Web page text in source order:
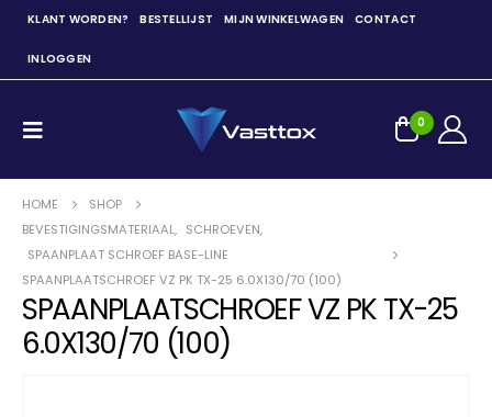
KLANT WORDEN? BESTELLIJST MIJN WINKELWAGEN CONTACT
INLOGGEN
0
HOME
SHOP
BEVESTIGINGSMATERIAAL, SCHROEVEN,
SPAANPLAAT SCHROEF BASE-LINE
SPAANPLAATSCHROEF VZ PK TX-25 6.0X130/70 (100)
SPAANPLAATSCHROEF VZ PK TX-25
6.0X130/70 (100)